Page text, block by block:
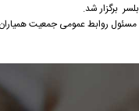
برگزار شد.
مسئول روابط عمومی جمعیت